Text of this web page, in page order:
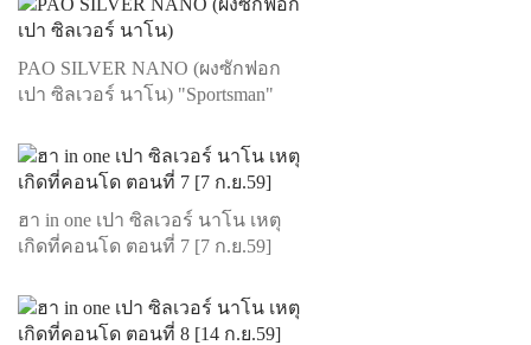
PAO SILVER NANO (ผงซักฟอก
เปา ซิลเวอร์ นาโน) "Sportsman"
ฮา in one เปา ซิลเวอร์ นาโน เหตุ
เกิดที่คอนโด ตอนที่ 7 [7 ก.ย.59]